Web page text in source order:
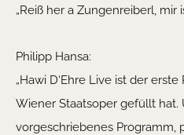
„Reiß her a Zungenreiberl, mir
Philipp Hansa:
„Hawi D‘Ehre Live ist der
Wiener Staatsoper gefüllt hat.
vorgeschriebenes Programm,